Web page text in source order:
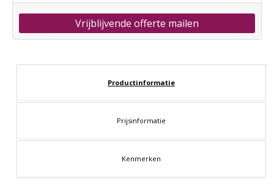
Vrijblijvende offerte mailen
Productinformatie
Prijsinformatie
Kenmerken